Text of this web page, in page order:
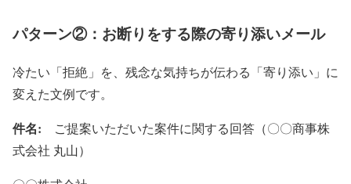
パターン②：お断りをする際の寄り添いメール
冷たい「拒絶」を、残念な気持ちが伝わる「寄り添い」に
変えた文例です。
件名:
ご提案いただいた案件に関する回答（〇〇商事株
式会社 丸山）